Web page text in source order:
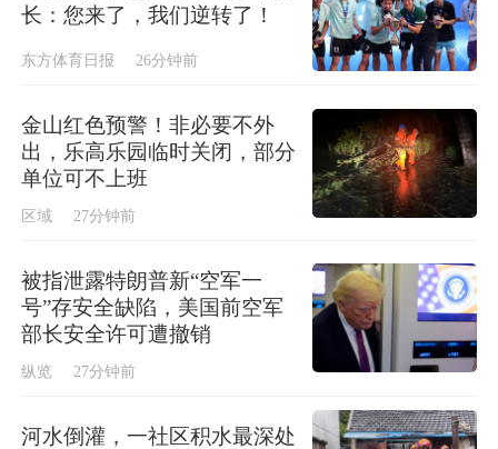
长：您来了，我们逆转了！
东方体育日报 26分钟前
金山红色预警！非必要不外
出，乐高乐园临时关闭，部分
单位可不上班
区域 27分钟前
被指泄露特朗普新“空军一
号”存安全缺陷，美国前空军
部长安全许可遭撤销
纵览 27分钟前
河水倒灌，一社区积水最深处